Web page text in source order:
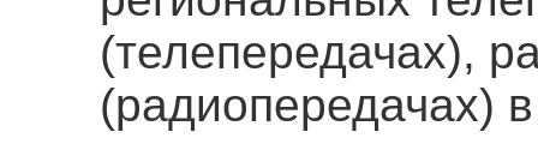
(телепередачах),
(радиопередачах)